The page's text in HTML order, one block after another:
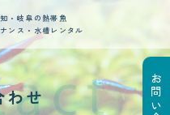
・岐阜の熱帯魚
ンス・水槽レンタル
わせ